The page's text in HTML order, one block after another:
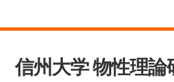
信州大学 物性理論